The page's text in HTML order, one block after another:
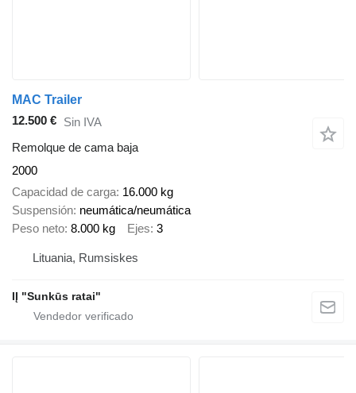
MAC Trailer
12.500 € Sin IVA
Remolque de cama baja
2000
Capacidad de carga 16.000 kg
Suspensión neumática/neumática
Peso neto 8.000 kg Ejes 3
Lituania, Rumsiskes
IĮ "Sunkūs ratai"